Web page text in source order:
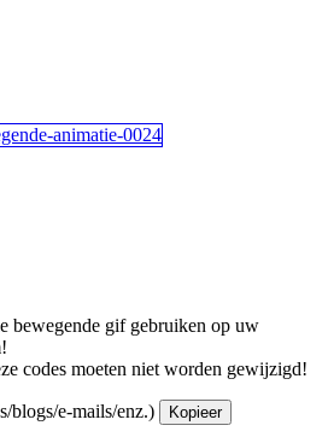
bewegende gif gebruiken op uw
codes moeten niet worden gewijzigd!
blogs/e-mails/enz.) Kopieer